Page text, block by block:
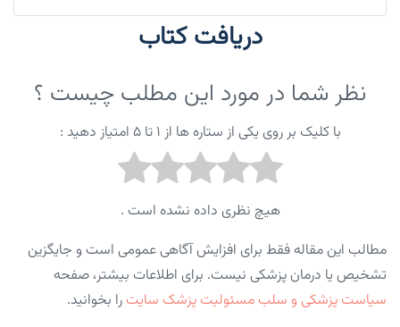
دریافت کتاب
نظر شما در مورد این مطلب چیست ؟
با کلیک بر روی یکی از ستاره ها از ۱ تا ۵ امتیاز دهید :
هیچ نظری داده نشده است .
مطالب این مقاله فقط برای افزایش آگاهی عمومی است و جایگزین
تشخیص یا درمان پزشکی نیست. برای اطلاعات بیشتر، صفحه
سیاست پزشکی و سلب مسئولیت پزشک سایت را بخوانید.